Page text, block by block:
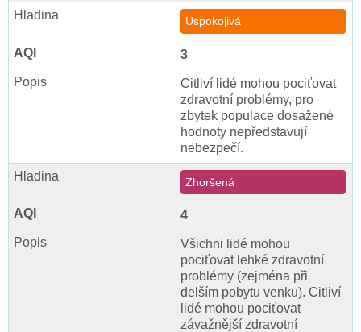
Uspokojivá
3
Citliví lidé mohou pociťovat
zdravotní problémy, pro
zbytek populace dosažené
hodnoty nepředstavují
nebezpečí.
Zhoršená
4
Všichni lidé mohou
pociťovat lehké zdravotní
problémy (zejména při
delším pobytu venku). Citliví
lidé mohou pociťovat
závažnější zdravotní